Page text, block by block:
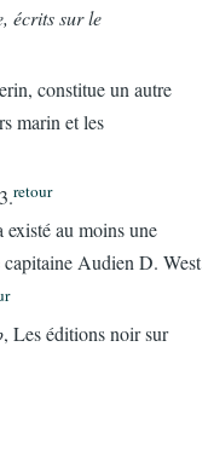
écrits sur le
constitue un autre
marin et les
retour
au moins une
capitaine Audien D. West
, Les éditions noir sur